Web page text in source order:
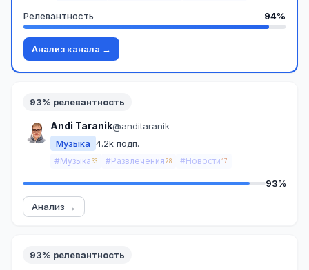
Релевантность 94%
Анализ канала →
93% релевантность
Andi Taranik@anditaranik
Музыка 4.2k подп.
#Музыка 33 #Развлечения 28 #Новости 17
93%
Анализ →
93% релевантность